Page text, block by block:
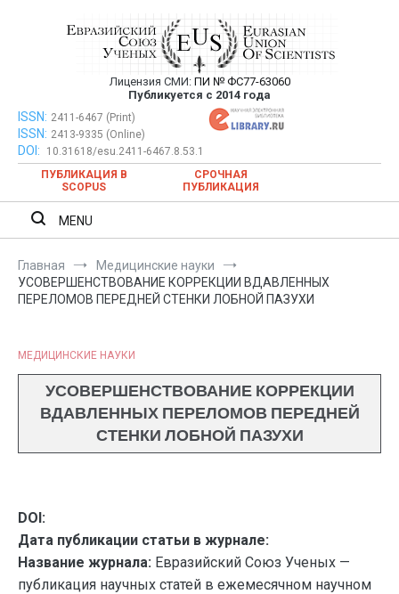
Евразийский Союз Ученых —
публикация научных статей в
ежемесячном научном журнале
Лицензия СМИ: ПИ № ФС77-63060
Публикуется с 2014 года
Евразийский Союз Ученых — публикация научных статей в
ежемесячном научном журнале
ISSN: 2411-6467 (Print)
ISSN: 2413-9335 (Online)
DOI:
10.31618/esu.2411-6467.8.53.1
ПУБЛИКАЦИЯ В
SCOPUS
СРОЧНАЯ
ПУБЛИКАЦИЯ
MENU
Главная
Медицинские науки
УСОВЕРШЕНСТВОВАНИЕ КОРРЕКЦИИ ВДАВЛЕННЫХ
ПЕРЕЛОМОВ ПЕРЕДНЕЙ СТЕНКИ ЛОБНОЙ ПАЗУХИ
МЕДИЦИНСКИЕ НАУКИ
УСОВЕРШЕНСТВОВАНИЕ КОРРЕКЦИИ
ВДАВЛЕННЫХ ПЕРЕЛОМОВ ПЕРЕДНЕЙ
СТЕНКИ ЛОБНОЙ ПАЗУХИ
DOI:
Дата публикации статьи в журнале:
Название журнала: Евразийский Союз Ученых —
публикация научных статей в ежемесячном научном